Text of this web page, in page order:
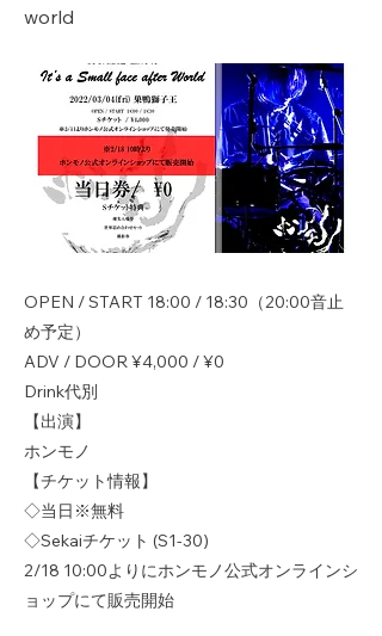
world
OPEN / START 18:00 / 18:30（20:00音止
め予定）
ADV / DOOR ¥4,000 / ¥0
Drink代別
【出演】
ホンモノ
【チケット情報】
◇当日※無料
◇Sekaiチケット (S1-30)
2/18 10:00よりにホンモノ公式オンラインシ
ョップにて販売開始